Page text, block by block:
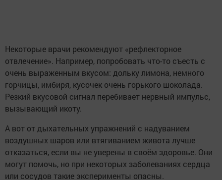
Некоторые врачи рекомендуют «рефлекторное
отвлечение». Например, попробовать что-то съесть с
очень выраженным вкусом: дольку лимона, немного
горчицы, имбиря, кусочек очень горького шоколада.
Резкий вкусовой сигнал перебивает нервный импульс,
вызывающий икоту.
А вот от дыхательных упражнений с надуванием
воздушных шаров или втягиванием живота лучше
отказаться, если вы не уверены в своём здоровье. Они
могут помочь, но при некоторых заболеваниях сердца
или сосудов такие эксперименты опасны.